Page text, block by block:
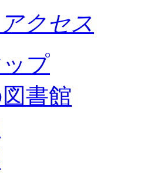
クセス
プ
書館